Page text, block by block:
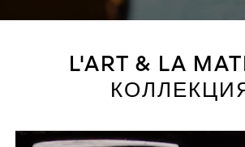
L'ART & LA